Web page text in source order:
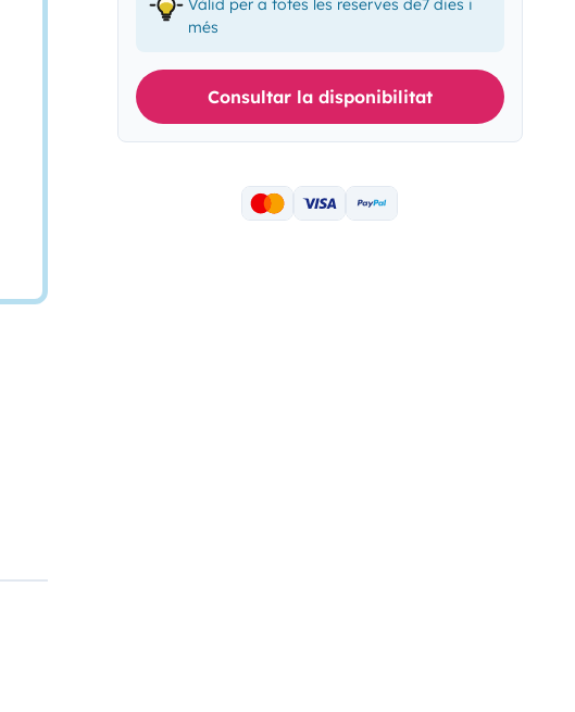
Vàlid per a totes les reserves de7 dies i
més
Consultar la disponibilitat